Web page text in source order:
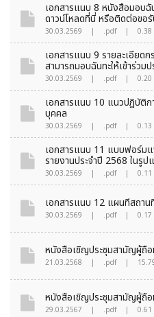
เอกสารแนบ 8 หนังสือมอบ
ดาวน์โหลดที่นี่ หรือติดต่อขอรั
info@apcs.co.th
30.03.2569 | .pdf | 0.38
เอกสารแนบ 9 รายละเอียด
สามารถมอบฉันทะให้เข้าร่วมป
30.03.2569 | .pdf | 0.20
เอกสารแนบ 10 แนวปฏิบัติ
บุคคล
30.03.2569 | .pdf | 0.13
เอกสารแนบ 11 แบบฟอร์ม
รายงานประจำปี 2568 ในรู
30.03.2569 | .pdf | 0.11
เอกสารแนบ 12 แผนที่สถาน
30.03.2569 | .pdf | 0.17
หนังสือเชิญประชุมสามัญผู้ถือ
21.03.2568 | .pdf |
หนังสือเชิญประชุมสามัญผู้ถื
29.03.2567 | .pdf | 0.61